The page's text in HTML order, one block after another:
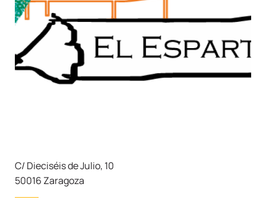
C/ Dieciséis de Julio, 10
50016 Zaragoza